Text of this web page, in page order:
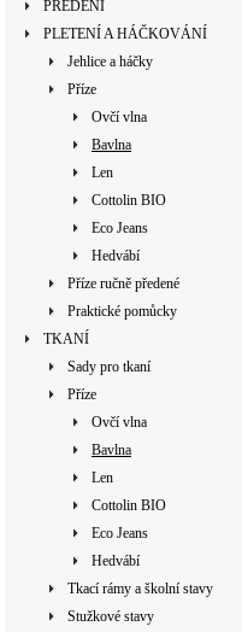
PŘEDENÍ
PLETENÍ A HÁČKOVÁNÍ
Jehlice a háčky
Příze
Ovčí vlna
Bavlna
Len
Cottolin BIO
Eco Jeans
Hedvábí
Příze ručně předené
Praktické pomůcky
TKANÍ
Sady pro tkaní
Příze
Ovčí vlna
Bavlna
Len
Cottolin BIO
Eco Jeans
Hedvábí
Tkací rámy a školní stavy
Stužkové stavy